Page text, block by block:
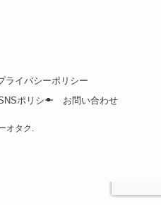
ライバシーポリシー
ポリシー お問い合わせ
オタク.